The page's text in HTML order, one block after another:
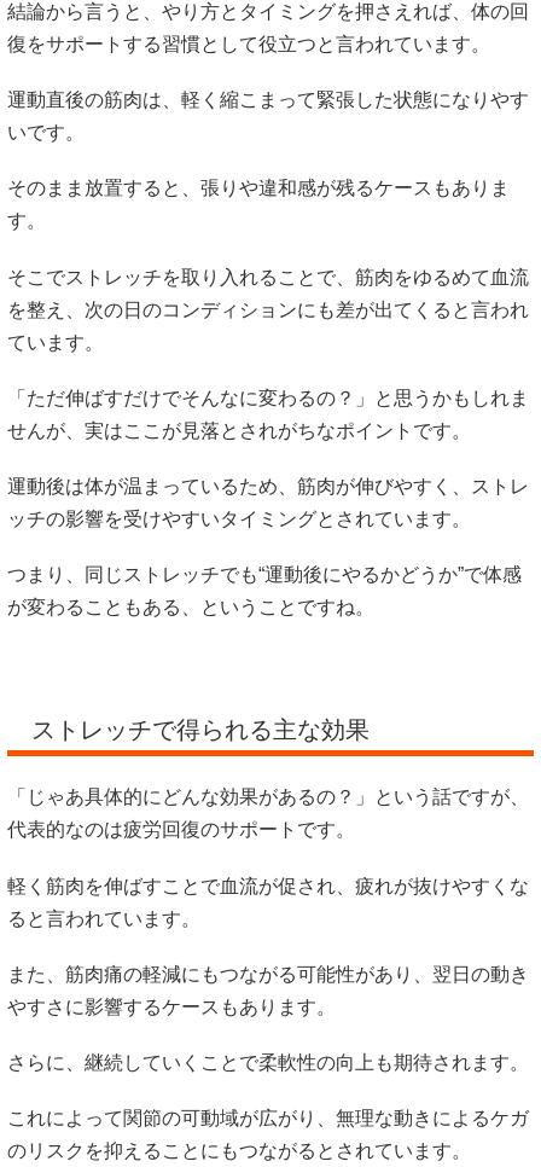
結論から言うと、やり方とタイミングを押さえれば、体の回
復をサポートする習慣として役立つと言われています。
運動直後の筋肉は、軽く縮こまって緊張した状態になりやす
いです。
そのまま放置すると、張りや違和感が残るケースもありま
す。
そこでストレッチを取り入れることで、筋肉をゆるめて血流
を整え、次の日のコンディションにも差が出てくると言われ
ています。
「ただ伸ばすだけでそんなに変わるの？」と思うかもしれま
せんが、実はここが見落とされがちなポイントです。
運動後は体が温まっているため、筋肉が伸びやすく、ストレ
ッチの影響を受けやすいタイミングとされています。
つまり、同じストレッチでも“運動後にやるかどうか”で体感
が変わることもある、ということですね。
ストレッチで得られる主な効果
「じゃあ具体的にどんな効果があるの？」という話ですが、
代表的なのは疲労回復のサポートです。
軽く筋肉を伸ばすことで血流が促され、疲れが抜けやすくな
ると言われています。
また、筋肉痛の軽減にもつながる可能性があり、翌日の動き
やすさに影響するケースもあります。
さらに、継続していくことで柔軟性の向上も期待されます。
これによって関節の可動域が広がり、無理な動きによるケガ
のリスクを抑えることにもつながるとされています。